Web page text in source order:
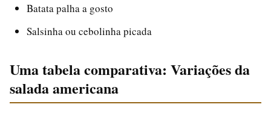
Batata palha a gosto
Salsinha ou cebolinha picada
Uma tabela comparativa: Variações da
salada americana